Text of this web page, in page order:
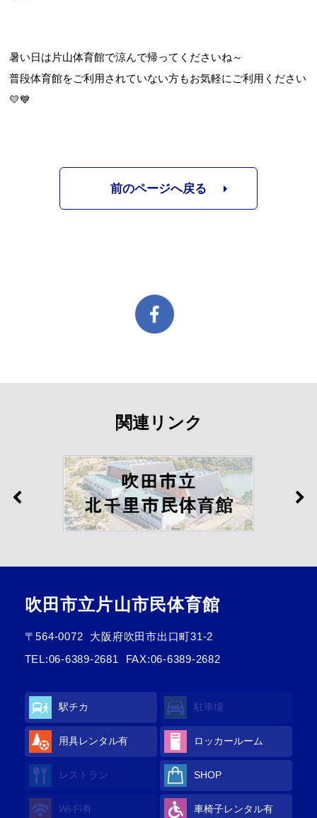
暑い日は片山体育館で涼んで帰ってくださいね～
普段体育館をご利用されていない方もお気軽にご利用ください
💛💙
前のページへ戻る
関連リンク
吹田市立片山市民体育館
〒564-0072
大阪府吹田市出口町31-2
TEL:06-6389-2681 FAX:06-6389-2682
駅チカ 駐車場
用具レンタル有 ロッカールーム
レストラン SHOP
Wi-Fi有 車椅子レンタル有